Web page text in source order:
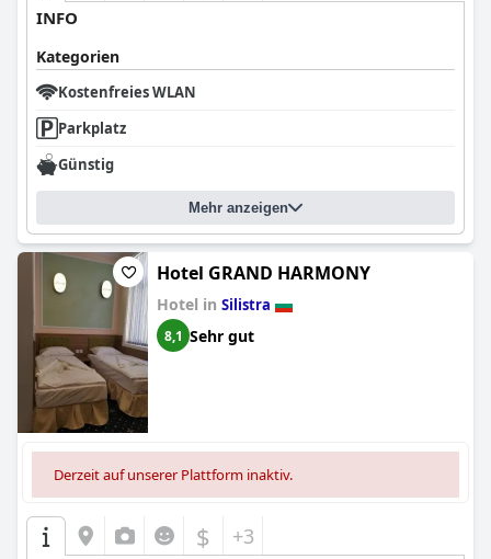
INFO
Kategorien
Kostenfreies WLAN
Parkplatz
Günstig
Mehr anzeigen
Hotel GRAND HARMONY
Hotel in Silistra
8,1 Sehr gut
Derzeit auf unserer Plattform inaktiv.
$ +3